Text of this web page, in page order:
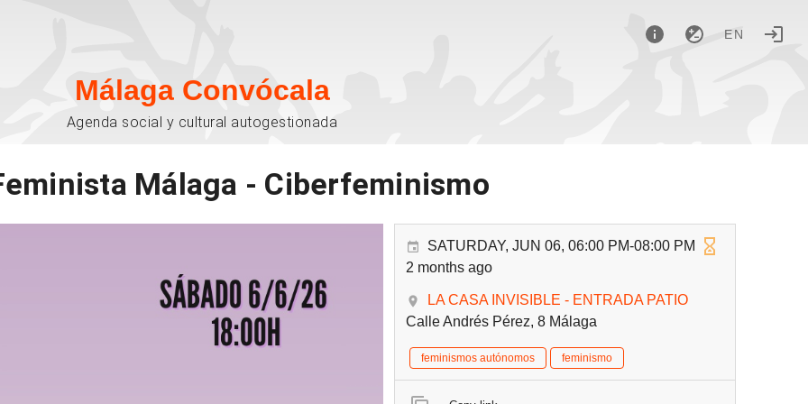
EN
Málaga Convócala
Agenda social y cultural autogestionada
Málaga - Ciberfeminismo
SATURDAY, JUN 06, 06:00 PM-08:00 PM
2 months ago
LA CASA INVISIBLE - ENTRADA PATIO
Calle Andrés Pérez, 8 Málaga
feminismos autónomos feminismo